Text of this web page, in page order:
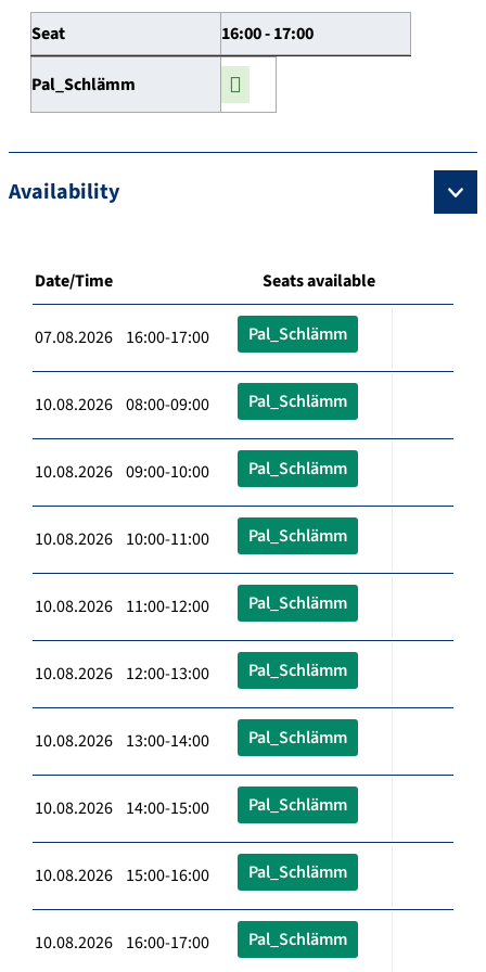
Seat 16:00 - 17:00
Pal_Schlämm
Availability
Date/Time Seats available
07.08.2026 16:00-17:00 Pal_Schlämm
10.08.2026 08:00-09:00 Pal_Schlämm
10.08.2026 09:00-10:00 Pal_Schlämm
10.08.2026 10:00-11:00 Pal_Schlämm
10.08.2026 11:00-12:00 Pal_Schlämm
10.08.2026 12:00-13:00 Pal_Schlämm
10.08.2026 13:00-14:00 Pal_Schlämm
10.08.2026 14:00-15:00 Pal_Schlämm
10.08.2026 15:00-16:00 Pal_Schlämm
10.08.2026 16:00-17:00 Pal_Schlämm